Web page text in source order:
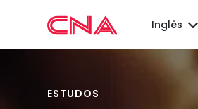
Inglês
ESTUDOS